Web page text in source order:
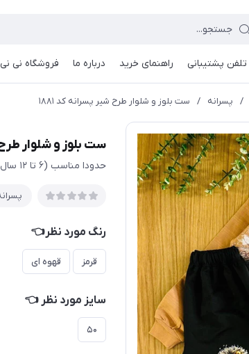
تلفن پشتیبانی راهنمای خرید درباره ما فروشگاه نی
/ پسرانه / ست بلوز و شلوار طرح شیر پسرانه کد ۱۸۸۱
ست بلوز و شلوار طرح
حدودا مناسب (۶ تا ۱۲ سال) به علت متفاوت بودن قواره تولیدی ها حتما اندازها چک شود
رنگ مورد نظر👈
قرمز قهوه ای
سایز مورد نظر 👈
۵۰